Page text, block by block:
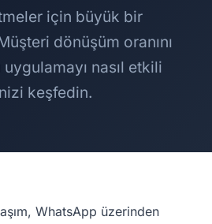
için büyük bir
dönüşüm oranını
nasıl etkili
keşfedin.
WhatsApp üzerinden